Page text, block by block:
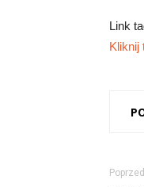
Link
Kliknij